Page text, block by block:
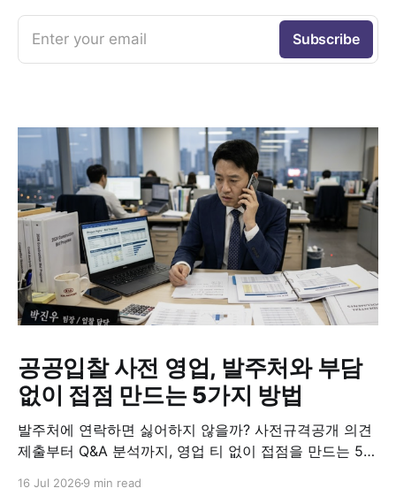
Enter your email Subscribe
공공입찰 사전 영업, 발주처와 부담
없이 접점 만드는 5가지 방법
발주처에 연락하면 싫어하지 않을까? 사전규격공개 의견
제출부터 Q&A 분석까지, 영업 티 없이 접점을 만드는 5가
16 Jul 2026 9 min read